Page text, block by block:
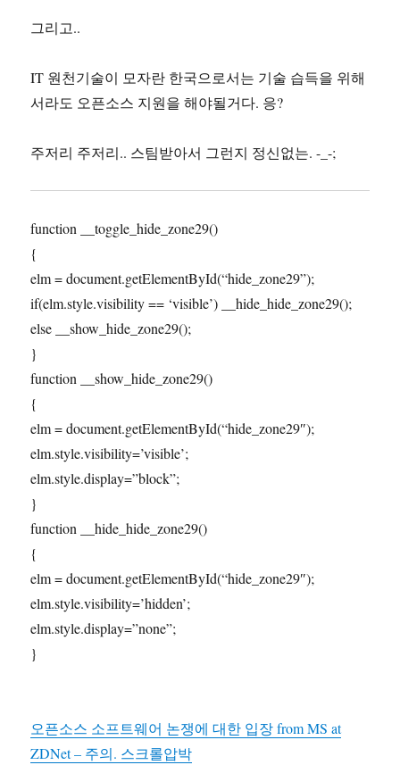
그리고..
IT 원천기술이 모자란 한국으로서는 기술 습득을 위해
서라도 오픈소스 지원을 해야될거다. 응?
주저리 주저리.. 스팀받아서 그런지 정신없는. -_-;
function __toggle_hide_zone29()
{
elm = document.getElementById(“hide_zone29”);
if(elm.style.visibility == ‘visible’) __hide_hide_zone29();
else __show_hide_zone29();
}
function __show_hide_zone29()
{
elm = document.getElementById(“hide_zone29″);
elm.style.visibility=’visible’;
elm.style.display=”block”;
}
function __hide_hide_zone29()
{
elm = document.getElementById(“hide_zone29″);
elm.style.visibility=’hidden’;
elm.style.display=”none”;
}
오픈소스 소프트웨어 논쟁에 대한 입장 from MS at
ZDNet – 주의. 스크롤압박